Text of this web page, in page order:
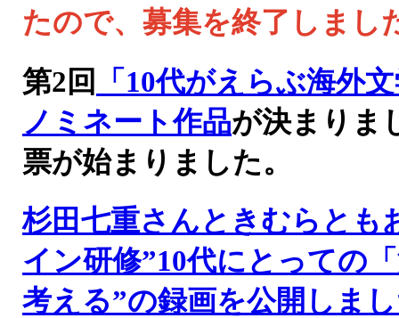
たので、募集を終了しまし
第2回
「10代がえらぶ海外
ノミネート作品が決まりま
票が始まりました。
杉田七重さんときむらとも
イン研修”10代にとっての
考える”の録画を公開しま